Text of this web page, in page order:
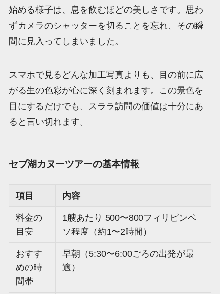
始める様子は、息を飲むほどの美しさです。思わ
ずカメラのシャッターを切ることを忘れ、その瞬
間に見入ってしまいました。
スマホで見るどんな加工写真よりも、目の前に広
がる生の色彩が心に深く刻まれます。この景色を
目にするだけでも、スララ訪問の価値は十分にあ
ると言い切れます。
セブ湖カヌーツアーの基本情報
項目 内容
料金の
目安
1艘あたり 500〜800フィリピンペ
ソ程度（約1〜2時間）
おすす
めの時
間帯
早朝（5:30〜6:00ごろの出発が最
適）